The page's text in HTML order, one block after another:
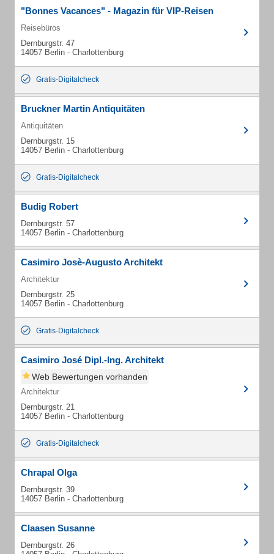
"Bonnes Vacances" - Magazin für VIP-Reisen
Reisebüros
Dernburgstr. 47
14057 Berlin - Charlottenburg
Gratis-Digitalcheck
Bruckner Martin Antiquitäten
Antiquitäten
Dernburgstr. 15
14057 Berlin - Charlottenburg
Gratis-Digitalcheck
Budig Robert
Dernburgstr. 57
14057 Berlin - Charlottenburg
Casimiro Josè-Augusto Architekt
Architektur
Dernburgstr. 25
14057 Berlin - Charlottenburg
Gratis-Digitalcheck
Casimiro José Dipl.-Ing. Architekt
Web Bewertungen vorhanden
Architektur
Dernburgstr. 21
14057 Berlin - Charlottenburg
Gratis-Digitalcheck
Chrapal Olga
Dernburgstr. 39
14057 Berlin - Charlottenburg
Claasen Susanne
Dernburgstr. 26